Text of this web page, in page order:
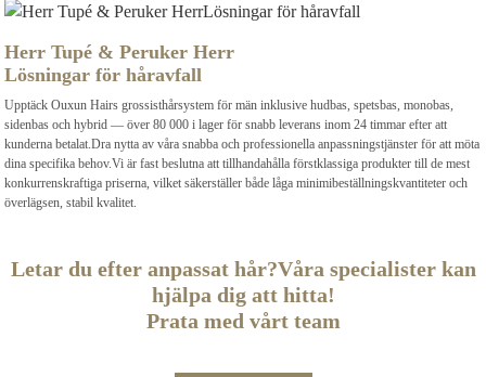
Herr Tupé & Peruker Herr
Lösningar för håravfall
Upptäck Ouxun Hairs grossisthårsystem för män inklusive hudbas, spetsbas, monobas,
sidenbas och hybrid — över 80 000 i lager för snabb leverans inom 24 timmar efter att
kunderna betalat.Dra nytta av våra snabba och professionella anpassningstjänster för att möta
dina specifika behov.Vi är fast beslutna att tillhandahålla förstklassiga produkter till de mest
konkurrenskraftiga priserna, vilket säkerställer både låga minimibeställningskvantiteter och
överlägsen, stabil kvalitet.
Letar du efter anpassat hår?Våra specialister kan
hjälpa dig att hitta!
Prata med vårt team